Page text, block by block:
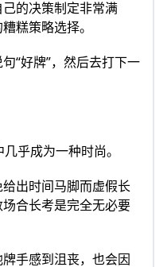
的决策制定非常满
糕策略选择。
“好牌”，然后去打下一
乎成为一种时尚。
出时间马脚而虚假长
合长考是完全无必要
手感到沮丧，也会因